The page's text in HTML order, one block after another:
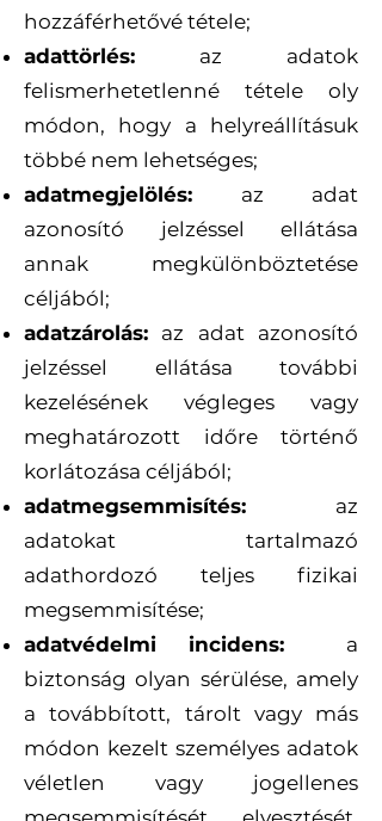
hozzáférhetővé tétele;
adattörlés: az adatok
felismerhetetlenné tétele oly
módon, hogy a helyreállításuk
többé nem lehetséges;
adatmegjelölés: az adat
azonosító jelzéssel ellátása
annak megkülönböztetése
céljából;
adatzárolás: az adat azonosító
jelzéssel ellátása további
kezelésének végleges vagy
meghatározott időre történő
korlátozása céljából;
adatmegsemmisítés: az
adatokat tartalmazó
adathordozó teljes fizikai
megsemmisítése;
adatvédelmi incidens: a
biztonság olyan sérülése, amely
a továbbított, tárolt vagy más
módon kezelt személyes adatok
véletlen vagy jogellenes